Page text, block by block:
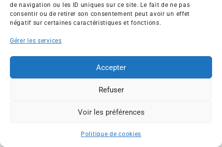
de navigation ou les ID uniques sur ce site. Le fait de ne pas
consentir ou de retirer son consentement peut avoir un effet
négatif sur certaines caractéristiques et fonctions.
Gérer les services
Accepter
Refuser
Voir les préférences
Politique de cookies
aux enjeux d’une transition écologique intégrée.
L’association EPE
Nos membres
Travaux & Publications
Actus
Contacts
©2026 EPE
Mentions légalesRGPDPlan du siteNewsletter
ESPACE MEMBRES